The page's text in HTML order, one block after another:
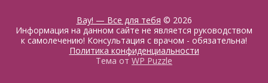
Вау! — Все для тебя © 2026
Информация на данном сайте не является руководством
к самолечению! Консультация с врачом - обязательна!
Политика конфиденциальности
Тема от WP Puzzle